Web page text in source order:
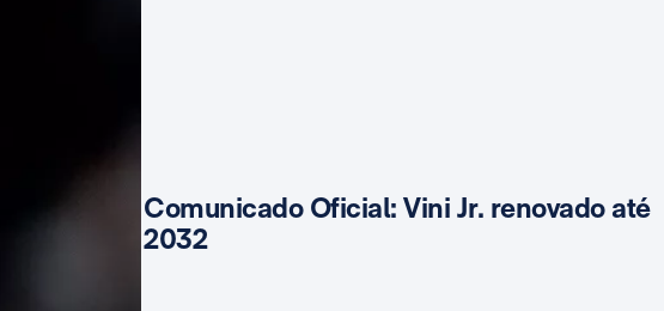
Comunicado Oficial: Vini Jr. renovado até
2032